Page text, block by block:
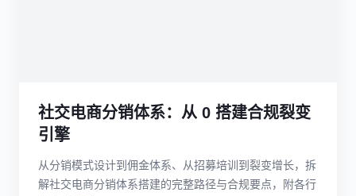
社交电商分销体系：从 0 搭建合规裂变
引擎
从分销模式设计到佣金体系、从招募培训到裂变增长，拆
解社交电商分销体系搭建的完整路径与合规要点，附各行